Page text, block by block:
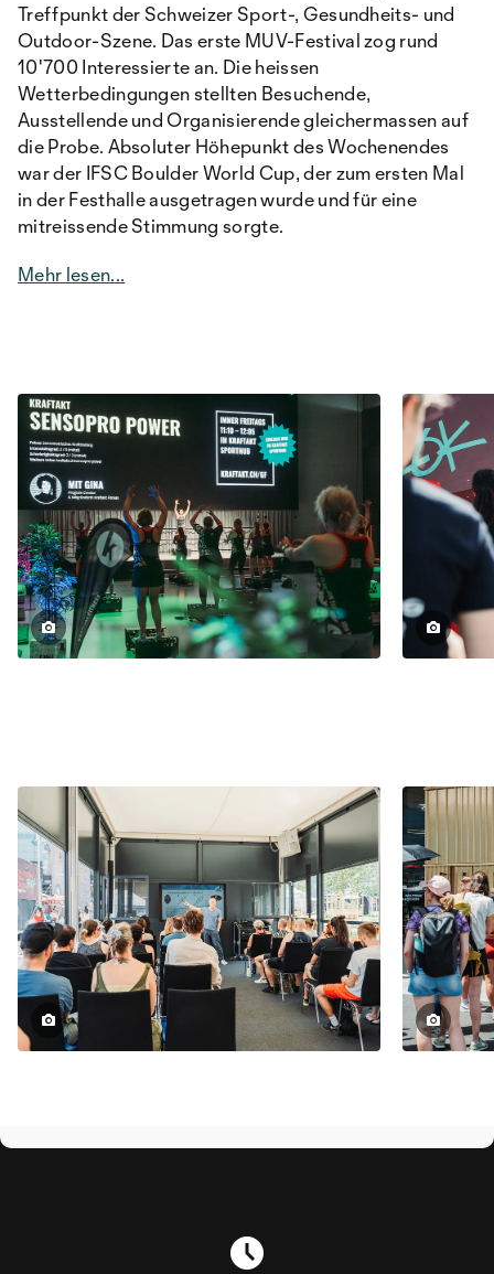
Treffpunkt der Schweizer Sport-, Gesundheits- und
Outdoor-Szene. Das erste MUV-Festival zog rund
10'700 Interessierte an. Die heissen
Wetterbedingungen stellten Besuchende,
Ausstellende und Organisierende gleichermassen auf
die Probe. Absoluter Höhepunkt des Wochenendes
war der IFSC Boulder World Cup, der zum ersten Mal
in der Festhalle ausgetragen wurde und für eine
mitreissende Stimmung sorgte.
Mehr lesen...